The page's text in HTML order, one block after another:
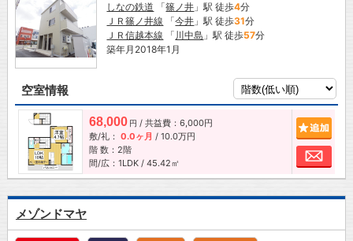
しなの鉄道 「篠ノ井 」駅 徒歩4分
ＪＲ篠ノ井線 「今井 」駅 徒歩31分
ＪＲ信越本線 「 川中島 」駅 徒歩57分
築年月2018年1月
空室情報
68,000 円 / 共益費：6,000円
敷/礼： 0.0ヶ月 / 10.0万円
階 数：2階
間/広：1LDK / 45.42㎡
お
メゾンドマヤ